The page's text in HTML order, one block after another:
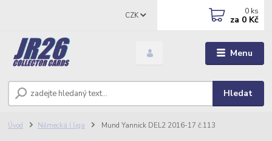
Menu
CZK
Hledat
0 ks
za 0 Kč
Úvod Německá I.liga Mund Yannick DEL2 2016-17 č.113